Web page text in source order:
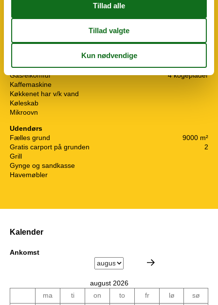
Gratis båd type 0
Røgfrit hus
Fryser
60 l
Gas/elkomfur
4 kogeplader
Kaffemaskine
Køkkenet har v/k vand
Køleskab
Mikroovn
Udendørs
Fælles grund
9000 m²
Gratis carport på grunden
2
Grill
Gynge og sandkasse
Havemøbler
Kalender
Ankomst
august 2026
ma
ti on to fr lø
sø